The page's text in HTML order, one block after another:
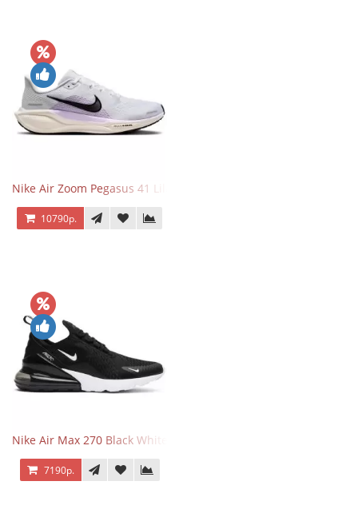
Nike Air Zoom Pegasus 41 Lilac Bloom
10790р.
Nike Air Max 270 Black White
7190р.